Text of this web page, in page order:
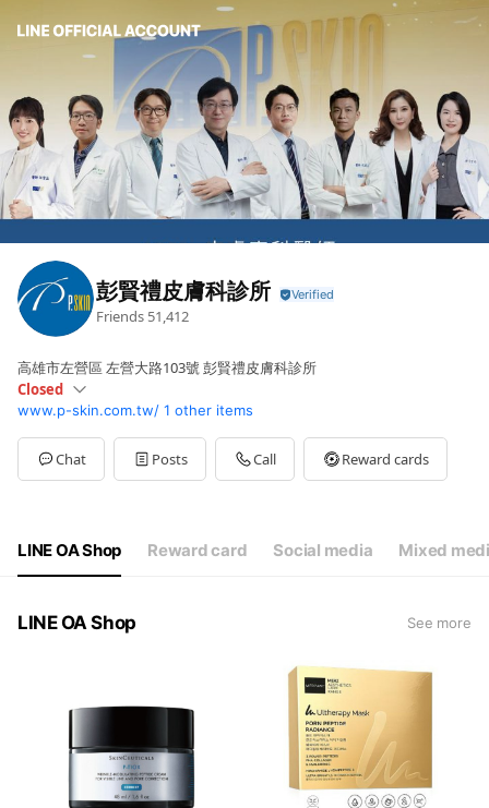
彭賢禮皮膚科診所
Friends 51,412
高雄市左營區 左營大路103號 彭賢禮皮膚科診所
Closed
Mon09:00 - 20:30
Thu09:00 - 12:00,17:30 - 20:30
00:00 - 16:30
SunClosed
www.p-skin.com.tw/ 1 other items
Chat Posts Call Reward cards
LINE OA Shop Reward card Social media Mixed
LINE OA Shop See more